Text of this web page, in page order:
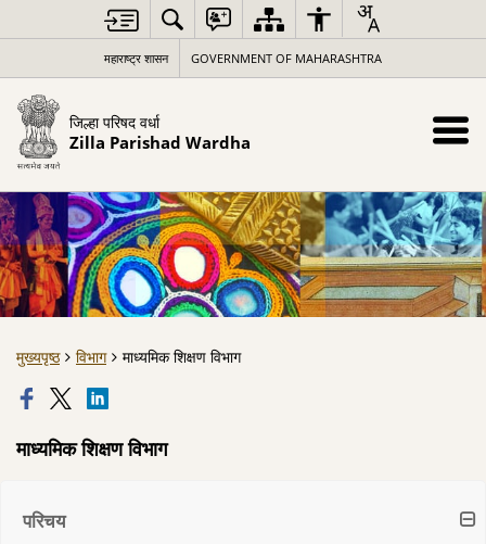
महाराष्ट्र शासन GOVERNMENT OF MAHARASHTRA
जिल्हा परिषद वर्धा
Zilla Parishad Wardha
मुख्यपृष्ठ विभाग माध्यमिक शिक्षण विभाग
माध्यमिक शिक्षण विभाग
परिचय